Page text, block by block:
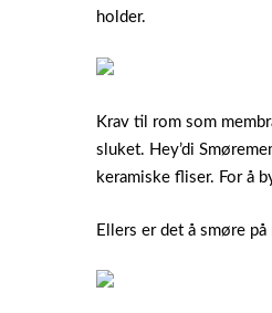
holder.
Krav til rom som
sluket. Hey’di
keramiske fliser. For å
Ellers er det å smøre